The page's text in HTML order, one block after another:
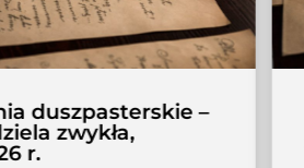
duszpasterskie –
zwykła,
r.